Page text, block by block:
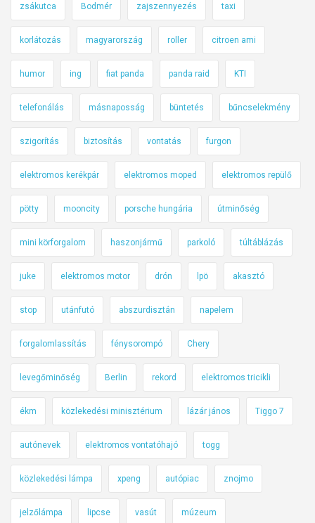
zsákutca Bodmér zajszennyezés taxi
korlátozás magyarország roller citroen ami
humor ing fiat panda panda raid KTI
telefonálás másnaposság büntetés bűncselekmény
szigorítás biztosítás vontatás furgon
elektromos kerékpár elektromos moped elektromos repülő
pötty mooncity porsche hungária útminőség
mini körforgalom haszonjármű parkoló túltáblázás
juke elektromos motor drón lpö akasztó
stop utánfutó abszurdisztán napelem
forgalomlassítás fénysorompó Chery
levegőminőség Berlin rekord elektromos tricikli
ékm közlekedési minisztérium lázár jános Tiggo 7
autónevek elektromos vontatóhajó togg
közlekedési lámpa xpeng autópiac znojmo
jelzőlámpa lipcse vasút múzeum